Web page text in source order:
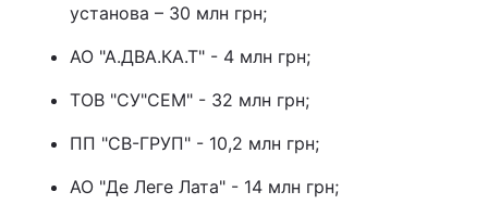
установа – 30 млн грн;
АО "А.ДВА.КА.Т" - 4 млн грн;
ТОВ "СУ"СЕМ" - 32 млн грн;
ПП "СВ-ГРУП" - 10,2 млн грн;
АО "Де Леге Лата" - 14 млн грн;